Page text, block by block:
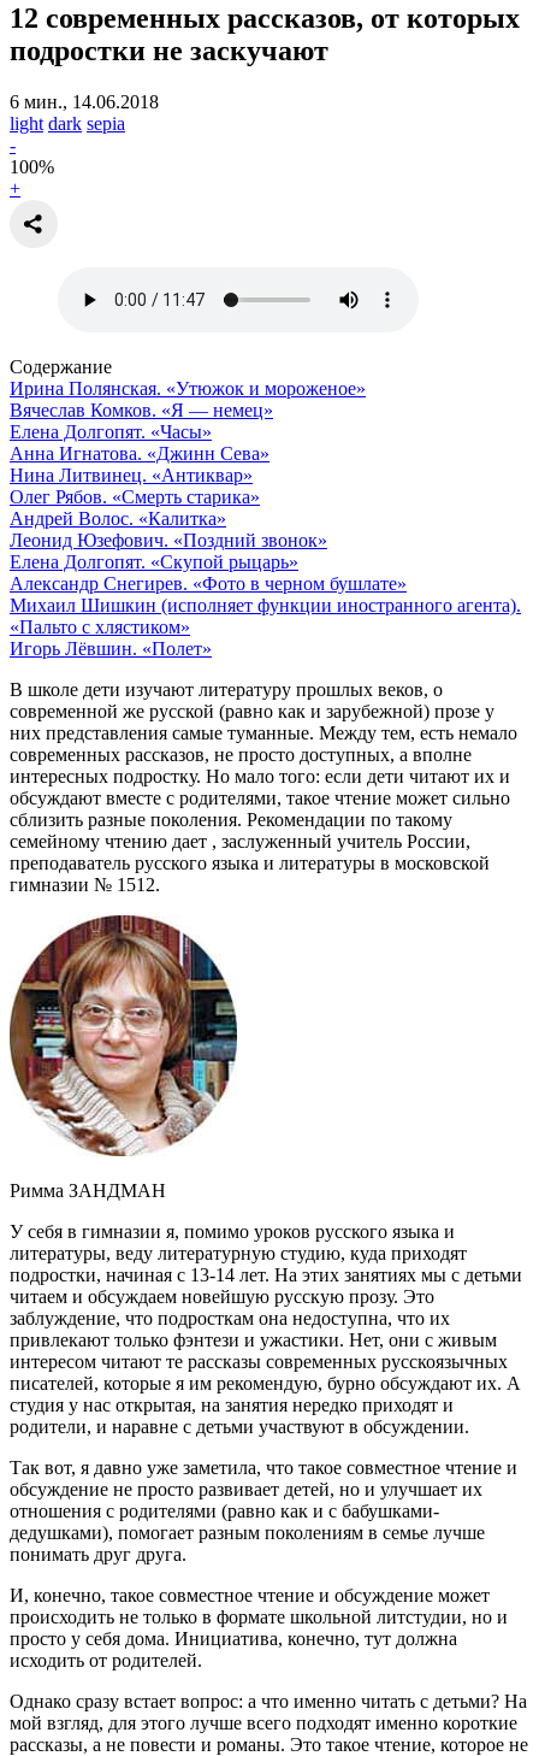
12 современных рассказов, от которых
подростки не заскучают
6 мин., 14.06.2018
light dark sepia
-
100%
+
Содержание
Ирина Полянская. «Утюжок и мороженое»
Вячеслав Комков. «Я — немец»
Елена Долгопят. «Часы»
Анна Игнатова. «Джинн Сева»
Нина Литвинец. «Антиквар»
Олег Рябов. «Смерть старика»
Андрей Волос. «Калитка»
Леонид Юзефович. «Поздний звонок»
Елена Долгопят. «Скупой рыцарь»
Александр Снегирев. «Фото в черном бушлате»
Михаил Шишкин (исполняет функции иностранного агента).
«Пальто с хлястиком»
Игорь Лёвшин. «Полет»
В школе дети изучают литературу прошлых веков, о
современной же русской (равно как и зарубежной) прозе у
них представления самые туманные. Между тем, есть немало
современных рассказов, не просто доступных, а вполне
интересных подростку. Но мало того: если дети читают их и
обсуждают вместе с родителями, такое чтение может сильно
сблизить разные поколения. Рекомендации по такому
семейному чтению дает , заслуженный учитель России,
преподаватель русского языка и литературы в московской
гимназии № 1512.
Римма ЗАНДМАН
У себя в гимназии я, помимо уроков русского языка и
литературы, веду литературную студию, куда приходят
подростки, начиная с 13-14 лет. На этих занятиях мы с детьми
читаем и обсуждаем новейшую русскую прозу. Это
заблуждение, что подросткам она недоступна, что их
привлекают только фэнтези и ужастики. Нет, они с живым
интересом читают те рассказы современных русскоязычных
писателей, которые я им рекомендую, бурно обсуждают их. А
студия у нас открытая, на занятия нередко приходят и
родители, и наравне с детьми участвуют в обсуждении.
Так вот, я давно уже заметила, что такое совместное чтение и
обсуждение не просто развивает детей, но и улучшает их
отношения с родителями (равно как и с бабушками-
дедушками), помогает разным поколениям в семье лучше
понимать друг друга.
И, конечно, такое совместное чтение и обсуждение может
происходить не только в формате школьной литстудии, но и
просто у себя дома. Инициатива, конечно, тут должна
исходить от родителей.
Однако сразу встает вопрос: а что именно читать с детьми? На
мой взгляд, для этого лучше всего подходят именно короткие
рассказы, а не повести и романы. Это такое чтение, которое не